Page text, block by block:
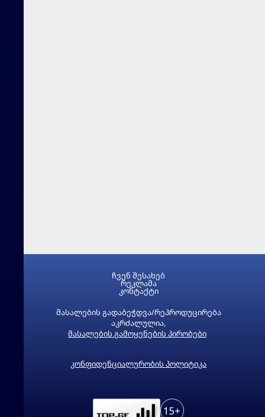
მასალების გადაბეჭდვა/რეპროდუცირება
აკრძალულია,
მასალების გამოყენების პირობები
კონფიდენციალურობის პოლიტიკა
ჩვენ შესახებ
რეკლამა
კონტაქტი